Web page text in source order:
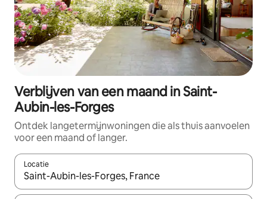
Verblijven van een maand in Saint-
Aubin-les-Forges
Ontdek langetermijnwoningen die als thuis aanvoelen
voor een maand of langer.
Locatie
Wanneer er resultaten beschikbaar zijn, maak je een keuze